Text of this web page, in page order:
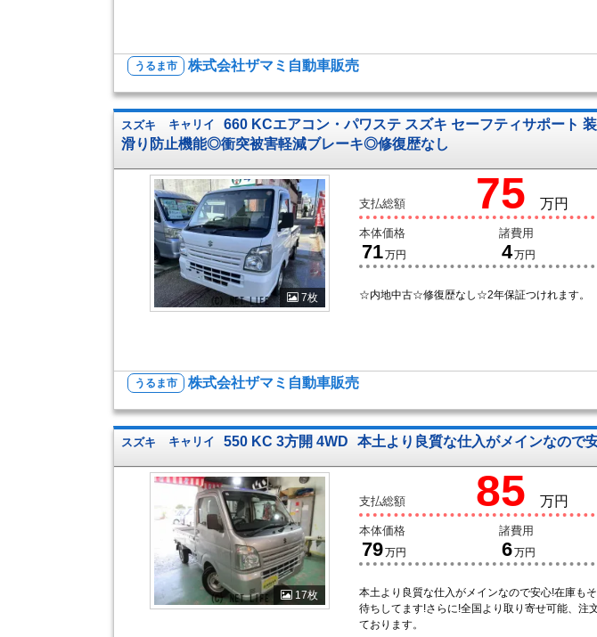
うるま市 株式会社ザマミ自動車販売
スズキ キャリイ 660 KCエアコン・パワステ スズキ セーフティサポート
滑り防止機能◎衝突被害軽減ブレーキ◎修復歴なし
7枚
支払総額 75 万円
本体価格
71万円
諸費用
4万円
☆内地中古☆修復歴なし☆2年保証つけれます。
うるま市 株式会社ザマミ自動車販売
スズキ キャリイ 550 KC 3方開 4WD 本土より良質な仕入がメインなので
17枚
支払総額 85 万円
本体価格
79万円
諸費用
6万円
本土より良質な仕入がメインなので安心!在庫も
待ちしてます!さらに!全国より取り寄せ可能、注
ております。